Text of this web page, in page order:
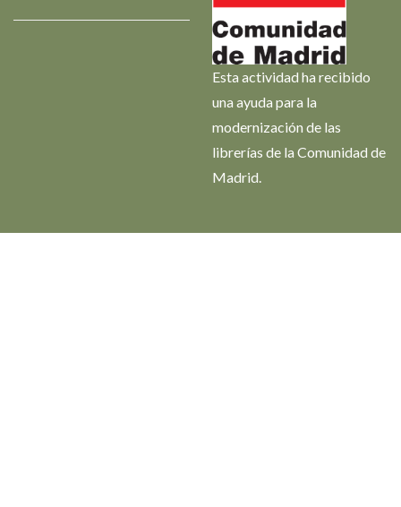
Esta actividad ha recibido
una ayuda para la
modernización de las
librerías de la Comunidad de
Madrid.